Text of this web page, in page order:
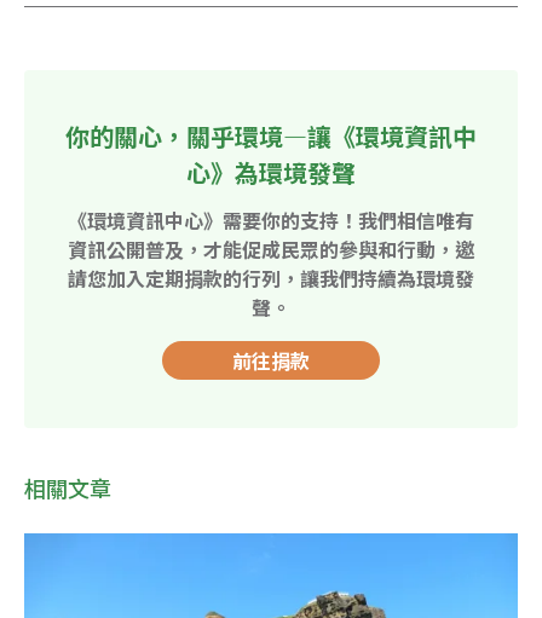
你的關心，關乎環境—讓《環境資訊中
心》為環境發聲
《環境資訊中心》需要你的支持！我們相信唯有
資訊公開普及，才能促成民眾的參與和行動，邀
請您加入定期捐款的行列，讓我們持續為環境發
聲。
前往捐款
相關文章